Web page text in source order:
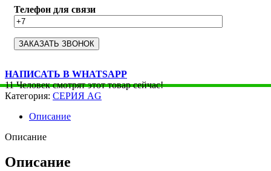
Телефон для связи
НАПИСАТЬ В WHATSAPP
11 Человек смотрят этот товар сейчас!
Категория: СЕРИЯ AG
Описание
Описание
Описание